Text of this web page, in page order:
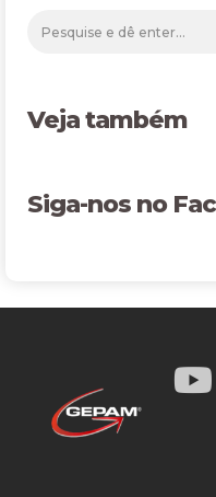
Veja também
Siga-nos no